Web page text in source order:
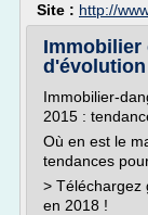
Site : http://
Immobilier
d'évolution
Immobilier-
2015 :
Où en est le
tendances
> Téléchargez
en 2018 !